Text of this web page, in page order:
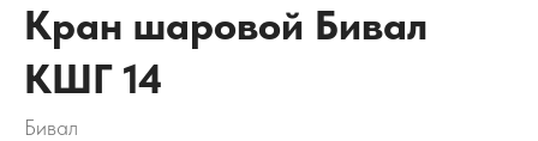
Кран шаровой Бивал
КШГ 14
Бивал